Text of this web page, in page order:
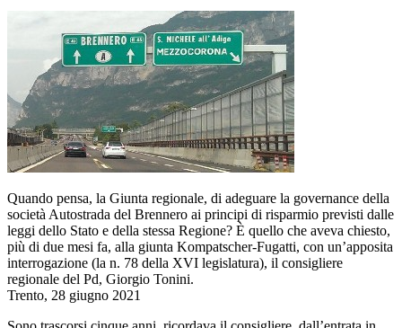
Quando pensa, la Giunta regionale, di adeguare la governance della
società Autostrada del Brennero ai principi di risparmio previsti dalle
leggi dello Stato e della stessa Regione? È quello che aveva chiesto,
più di due mesi fa, alla giunta Kompatscher-Fugatti, con un’apposita
interrogazione (la n. 78 della XVI legislatura), il consigliere
regionale del Pd, Giorgio Tonini.
Trento, 28 giugno 2021